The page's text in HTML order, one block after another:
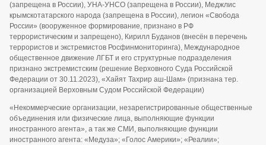
(запрещена в России), УНА-УНСО (запрещена в России), Меджлис
крымскотатарского народа (запрещена в России), легион «Свобода
России» (вооруженное формирование, признано в РФ
террористическим и запрещено), Кирилл Буданов (внесён в перечень
террористов и экстремистов Росфинмониторинга), Международное
общественное движение ЛГБТ и его структурные подразделения
признано экстремистским (решение Верховного Суда Российской
Федерации от 30.11.2023), «Хайят Тахрир аш-Шам» (признана тер.
организацией Верховным Судом Российской Федерации)
«Некоммерческие организации, незарегистрированные общественные
объединения или физические лица, выполняющие функции
иностранного агента», а так же СМИ, выполняющие функции
иностранного агента: «Медуза»; «Голос Америки»; «Реалии»;